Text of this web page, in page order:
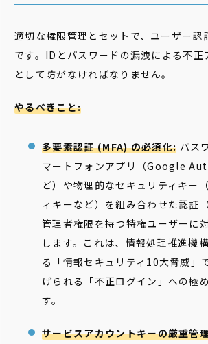
適切な権限管理とセットで、ユーザー認
です。IDとパスワードの漏洩による不正
として防がなければなりません。
やるべきこと:
多要素認証 (MFA) の必須化: パス
マートフォンアプリ（Google
ど）や物理的なセキュリティキー
ィキーなど）を組み合わせた認証
管理者権限を持つ特権ユーザーに
します。これは、情報処理推進機
る「情報セキュリティ10大脅威 」
げられる「不正ログイン」への極
す。
サービスアカウントキーの厳重管